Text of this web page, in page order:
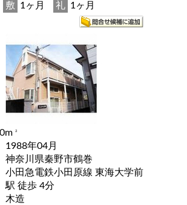
敷 1ヶ月 礼 1ヶ月
2
1988年04月
神奈川県秦野市鶴巻
小田急電鉄小田原線 東海大学前
駅 徒歩 4分
木造